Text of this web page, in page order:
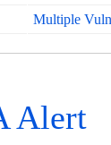
Multiple
Alert